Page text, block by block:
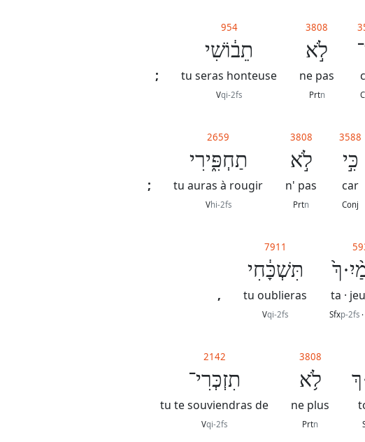
3808
לֹ֣א
ne pas
Prtn
954
תֵב֔וֹשִׁי
tu seras honteuse
Vqi-2fs
;
3588
כִּ֣י
car
Conj
3808
לֹ֣א
n' pas
Prtn
2659
תַחְפִּ֑ירִי
tu auras à rougir
Vhi-2fs
;
ta ·
Sfxp-2fs
7911
תִּשְׁכָּ֔חִי
tu oublieras
Vqi-2fs
,
3808
לֹ֥א
ne plus
Prtn
2142
תִזְכְּרִי־
tu te souviendras de
Vqi-2fs